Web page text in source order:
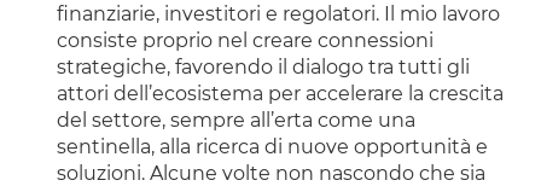
finanziarie, investitori e regolatori. Il mio lavoro
consiste proprio nel creare connessioni
strategiche, favorendo il dialogo tra tutti gli
attori dell’ecosistema per accelerare la crescita
del settore, sempre all’erta come una
sentinella, alla ricerca di nuove opportunità e
soluzioni. Alcune volte non nascondo che sia